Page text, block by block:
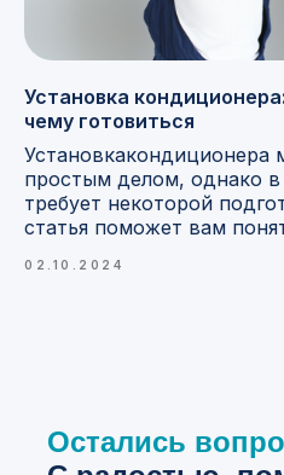
Установка
чему готовиться
Установкакондиционера
простым делом, однако в
требует некоторой
статья поможет вам
02.10.2024
Остались